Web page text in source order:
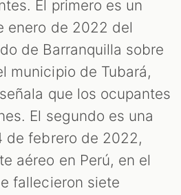
El primero es un
enero de 2022 del
de Barranquilla sobre
municipio de Tubará,
que los ocupantes
El segundo es una
de febrero de 2022,
aéreo en Perú, en el
fallecieron siete